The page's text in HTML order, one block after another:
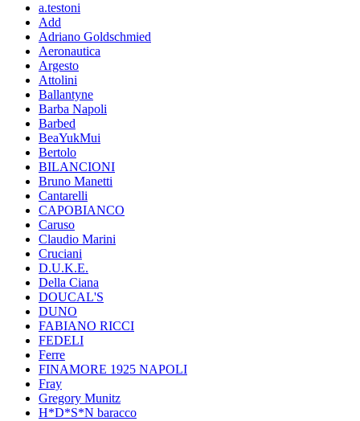
a.testoni
Add
Adriano Goldschmied
Aeronautica
Argesto
Attolini
Ballantyne
Barba Napoli
Barbed
BeaYukMui
Bertolo
BILANCIONI
Bruno Manetti
Cantarelli
CAPOBIANCO
Caruso
Claudio Marini
Cruciani
D.U.K.E.
Della Ciana
DOUCAL'S
DUNO
FABIANO RICCI
FEDELI
Ferre
FINAMORE 1925 NAPOLI
Fray
Gregory Munitz
H*D*S*N baracco